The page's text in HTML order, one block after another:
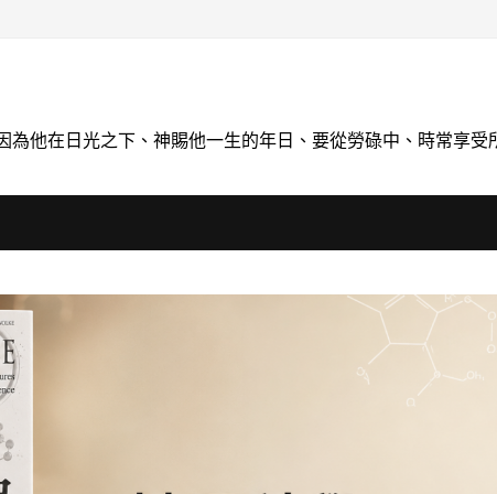
他在日光之下、神賜他一生的年日、要從勞碌中、時常享受